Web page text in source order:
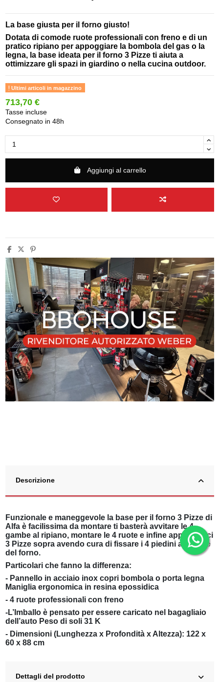
La base giusta per il forno giusto!
Dotata di comode ruote professionali con freno e di un
pratico ripiano per appoggiare la bombola del gas o la
legna, la base ideata per il forno 3 Pizze ti aiuta a
ottimizzare gli spazi in giardino o nella cucina outdoor.
Ultimi articoli in magazzino
713,70 €
Tasse incluse
Consegnato in 48h
Aggiungi al carrello
Descrizione
Funzionale e maneggevole la base per il forno 3 Pizze di
Alfa è facilissima da montare ti basterà avvitare le 4
gambe al ripiano, montare le 4 ruote e infine appoggiarci
3 Pizze sopra avendo cura di fissare i 4 piedini alla base
del forno.
Particolari che fanno la differenza:
- Pannello in acciaio inox copri bombola o porta legna
Maniglia ergonomica in resina epossidica
- 4 ruote professionali con freno
-L’Imballo è pensato per essere caricato nel bagagliaio
dell’auto Peso di soli 31 K
- Dimensioni (Lunghezza x Profondità x Altezza): 122 x
60 x 88 cm
Dettagli del prodotto